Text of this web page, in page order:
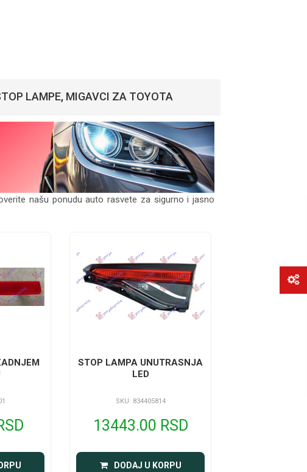
LAMPE, MIGAVCI ZA TOYOTA
našu ponudu auto rasvete za sigurno i jasno
STOP LAMPA UNUTRASNJA
LED
SKU: 834405814
13443.00 RSD
DODAJ U KORPU